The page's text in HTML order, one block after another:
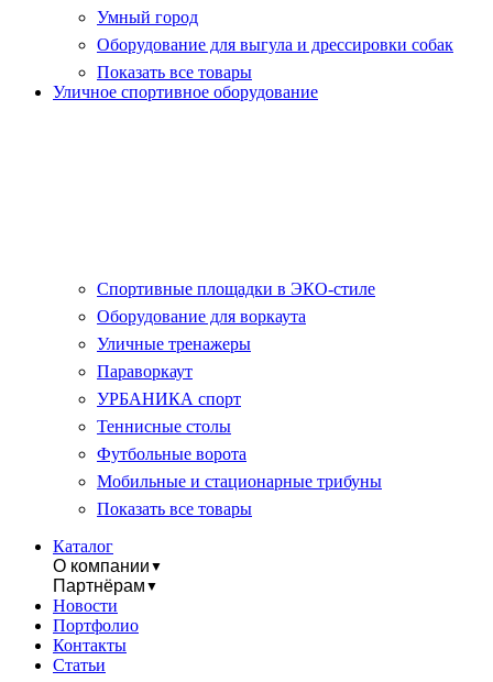
Умный город
Оборудование для выгула и дрессировки собак
Показать все товары
Уличное спортивное оборудование
Спортивные площадки в ЭКО-стиле
Оборудование для воркаута
Уличные тренажеры
Параворкаут
УРБАНИКА спорт
Теннисные столы
Футбольные ворота
Мобильные и стационарные трибуны
Показать все товары
Каталог
О компании ▼
Партнёрам ▼
Новости
Портфолио
Контакты
Статьи